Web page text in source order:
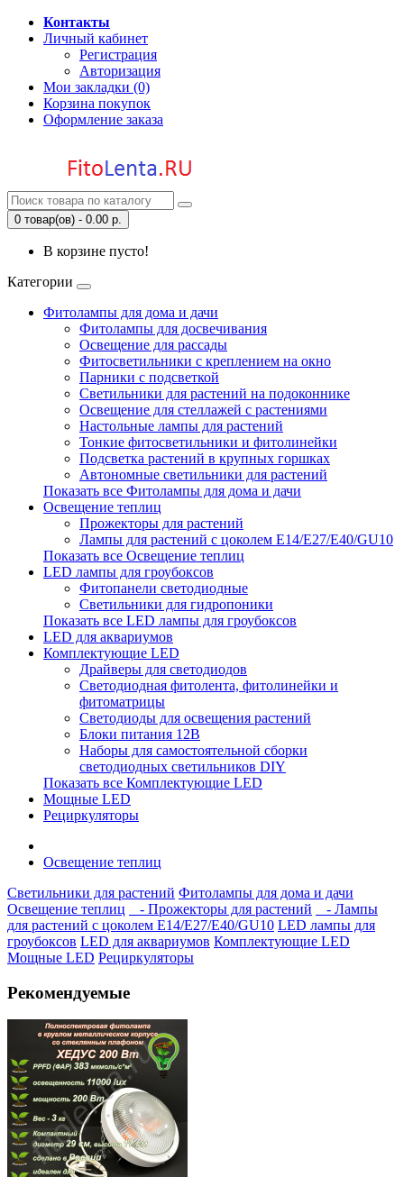
Контакты
Личный кабинет
Регистрация
Авторизация
Мои закладки (0)
Корзина покупок
Оформление заказа
0 товар(ов) - 0.00 р.
В корзине пусто!
Категории
Фитолампы для дома и дачи
Фитолампы для досвечивания
Освещение для рассады
Фитосветильники с креплением на окно
Парники с подсветкой
Светильники для растений на подоконнике
Освещение для стеллажей с растениями
Настольные лампы для растений
Тонкие фитосветильники и фитолинейки
Подсветка растений в крупных горшках
Автономные светильники для растений
Показать все Фитолампы для дома и дачи
Освещение теплиц
Прожекторы для растений
Лампы для растений с цоколем Е14/Е27/Е40/GU10
Показать все Освещение теплиц
LED лампы для гроубоксов
Фитопанели светодиодные
Светильники для гидропоники
Показать все LED лампы для гроубоксов
LED для аквариумов
Комплектующие LED
Драйверы для светодиодов
Светодиодная фитолента, фитолинейки и
фитоматрицы
Светодиоды для освещения растений
Блоки питания 12В
Наборы для самостоятельной сборки
светодиодных светильников DIY
Показать все Комплектующие LED
Мощные LED
Рециркуляторы
Освещение теплиц
Светильники для растений Фитолампы для дома и дачи
Освещение теплиц
- Прожекторы для растений
- Лампы
для растений с цоколем Е14/Е27/Е40/GU10 LED лампы для
гроубоксов LED для аквариумов Комплектующие LED
Мощные LED Рециркуляторы
Рекомендуемые